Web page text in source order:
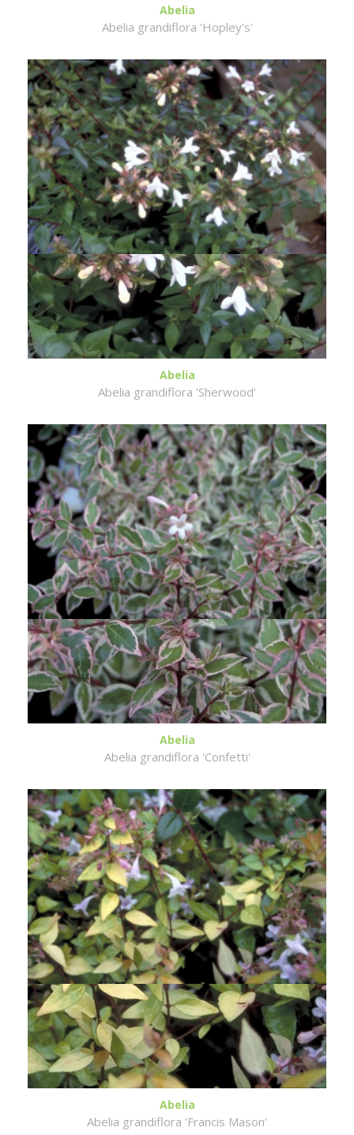
Abelia
Abelia grandiflora 'Hopley's'
Abelia
Abelia grandiflora 'Sherwood'
Abelia
Abelia grandiflora 'Confetti'
Abelia
Abelia grandiflora 'Francis Mason'